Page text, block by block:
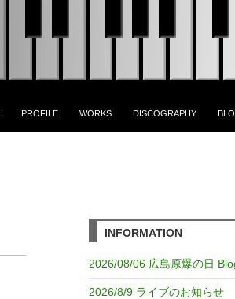
PROFILE WORKS DISCOGRAPHY
INFORMATION
2026/08/06 広島原爆の日
2026/8/9 ライブのお知らせ